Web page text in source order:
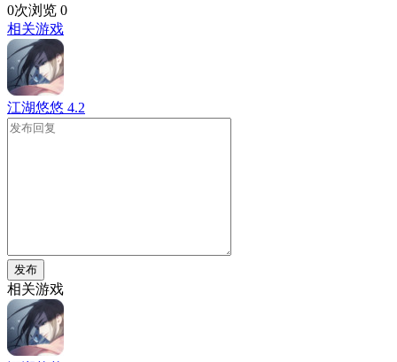
0次浏览 0
相关游戏
江湖悠悠 4.2
发布
相关游戏